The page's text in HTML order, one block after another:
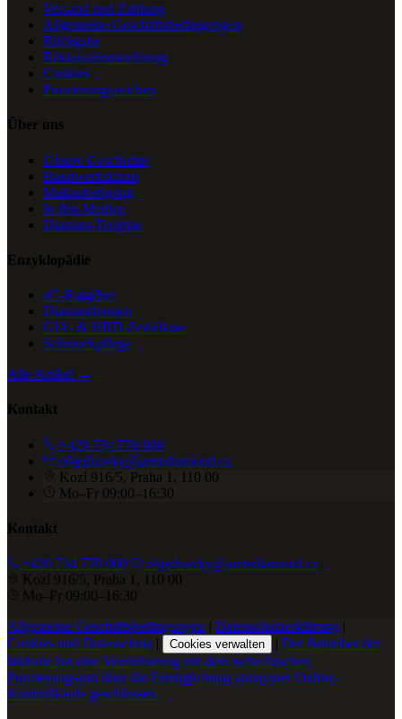
Versand und Zahlung
Allgemeine Geschäftsbedingungen
Rückgabe
Reklamationsordnung
Cookies
Punzierungszeichen
Über uns
Unsere Geschichte
Handwerkskunst
Maßanfertigung
In den Medien
Diamant-Trophäe
Enzyklopädie
4C-Ratgeber
Diamantformen
GIA- & HRD-Zertifikate
Schmuckpflege
Alle Artikel →
Kontakt
+420 734 770 000
objednavky@aretediamond.cz
Kozí 916/5, Praha 1, 110 00
Mo–Fr 09:00–16:30
Kontakt
+420 734 770 000
objednavky@aretediamond.cz
Kozí 916/5, Praha 1, 110 00
Mo–Fr 09:00–16:30
Allgemeine Geschäftsbedingungen | Datenschutzerklärung |
Cookies und Datenschutz | Cookies verwalten | Der Betreiber der
Website hat eine Vereinbarung mit dem tschechischen
Punzierungsamt über die Ermöglichung anonymer Online-
Kontrollkäufe geschlossen.